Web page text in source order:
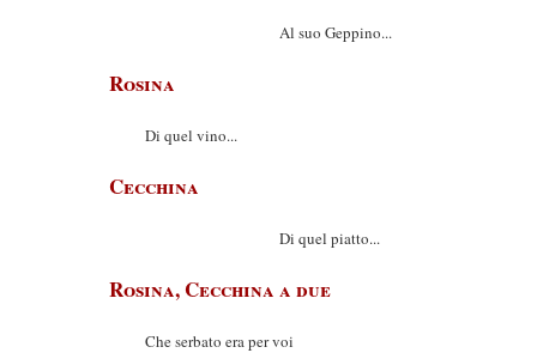
Al suo Geppino...
Rosina
Di quel vino...
Cecchina
Di quel piatto...
Rosina, Cecchina a due
Che serbato era per voi